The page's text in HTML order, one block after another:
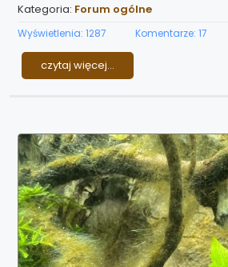
Kategoria: Forum ogólne
Wyświetlenia: 1287 Komentarze: 17
czytaj więcej...